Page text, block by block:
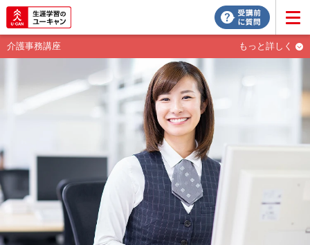
介護事務講座 もっと詳しく